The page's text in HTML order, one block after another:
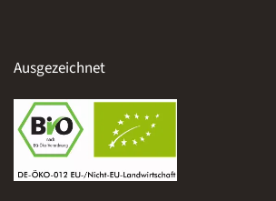
Ausgezeichnet